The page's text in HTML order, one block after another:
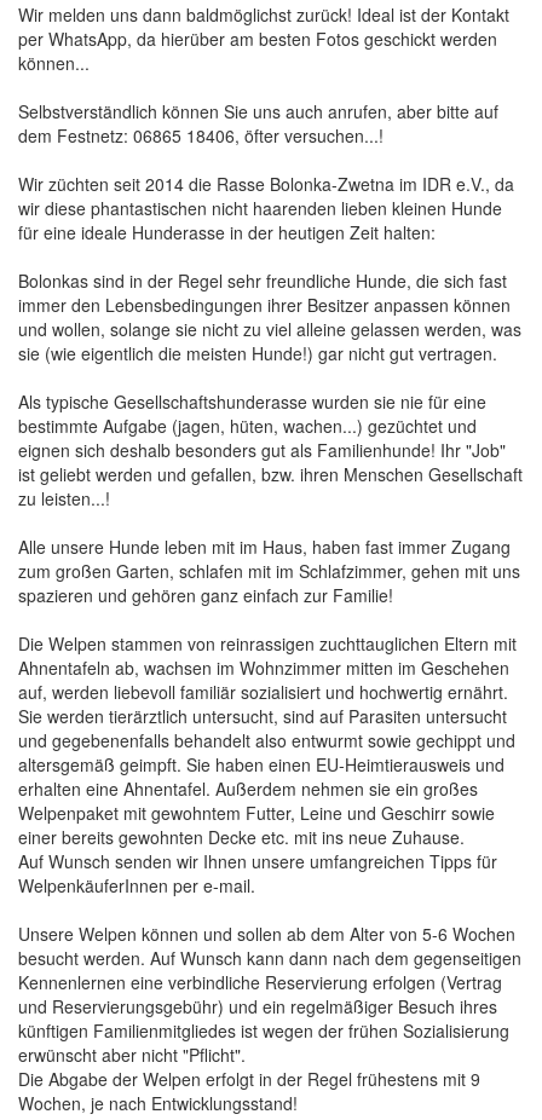
Wir melden uns dann baldmöglichst zurück! Ideal ist der Kontakt
per WhatsApp, da hierüber am besten Fotos geschickt werden
können...
Selbstverständlich können Sie uns auch anrufen, aber bitte auf
dem Festnetz: 06865 18406, öfter versuchen...!
Wir züchten seit 2014 die Rasse Bolonka-Zwetna im IDR e.V., da
wir diese phantastischen nicht haarenden lieben kleinen Hunde
für eine ideale Hunderasse in der heutigen Zeit halten:
Bolonkas sind in der Regel sehr freundliche Hunde, die sich fast
immer den Lebensbedingungen ihrer Besitzer anpassen können
und wollen, solange sie nicht zu viel alleine gelassen werden, was
sie (wie eigentlich die meisten Hunde!) gar nicht gut vertragen.
Als typische Gesellschaftshunderasse wurden sie nie für eine
bestimmte Aufgabe (jagen, hüten, wachen...) gezüchtet und
eignen sich deshalb besonders gut als Familienhunde! Ihr "Job"
ist geliebt werden und gefallen, bzw. ihren Menschen Gesellschaft
zu leisten...!
Alle unsere Hunde leben mit im Haus, haben fast immer Zugang
zum großen Garten, schlafen mit im Schlafzimmer, gehen mit uns
spazieren und gehören ganz einfach zur Familie!
Die Welpen stammen von reinrassigen zuchttauglichen Eltern mit
Ahnentafeln ab, wachsen im Wohnzimmer mitten im Geschehen
auf, werden liebevoll familiär sozialisiert und hochwertig ernährt.
Sie werden tierärztlich untersucht, sind auf Parasiten untersucht
und gegebenenfalls behandelt also entwurmt sowie gechippt und
altersgemäß geimpft. Sie haben einen EU-Heimtierausweis und
erhalten eine Ahnentafel. Außerdem nehmen sie ein großes
Welpenpaket mit gewohntem Futter, Leine und Geschirr sowie
einer bereits gewohnten Decke etc. mit ins neue Zuhause.
Auf Wunsch senden wir Ihnen unsere umfangreichen Tipps für
WelpenkäuferInnen per e-mail.
Unsere Welpen können und sollen ab dem Alter von 5-6 Wochen
besucht werden. Auf Wunsch kann dann nach dem gegenseitigen
Kennenlernen eine verbindliche Reservierung erfolgen (Vertrag
und Reservierungsgebühr) und ein regelmäßiger Besuch ihres
künftigen Familienmitgliedes ist wegen der frühen Sozialisierung
erwünscht aber nicht "Pflicht".
Die Abgabe der Welpen erfolgt in der Regel frühestens mit 9
Wochen, je nach Entwicklungsstand!